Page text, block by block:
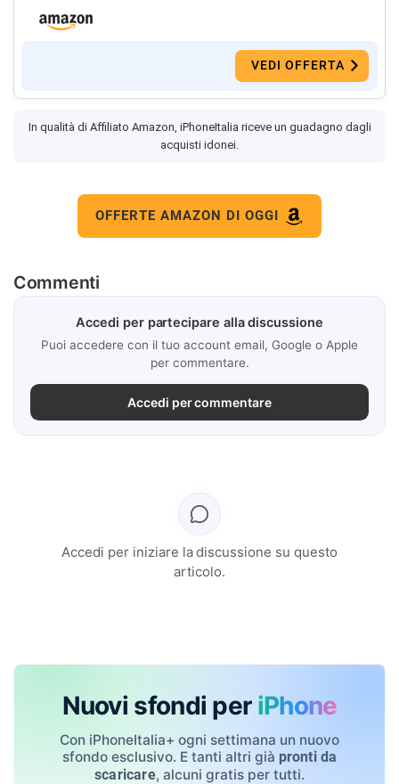
VEDI OFFERTA
In qualità di Affiliato Amazon, iPhoneItalia riceve un guadagno dagli
acquisti idonei.
OFFERTE AMAZON DI OGGI
Commenti
Accedi per partecipare alla discussione
Puoi accedere con il tuo account email, Google o Apple
per commentare.
Accedi per commentare
Accedi per iniziare la discussione su questo
articolo.
Nuovi sfondi per iPhone
Con iPhoneItalia+ ogni settimana un nuovo
sfondo esclusivo. E tanti altri già pronti da
scaricare, alcuni gratis per tutti.